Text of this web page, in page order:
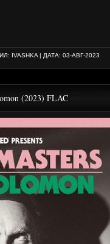
IVASHKA| ДАТА: 03-АВГ-2023
(2023) FLAC